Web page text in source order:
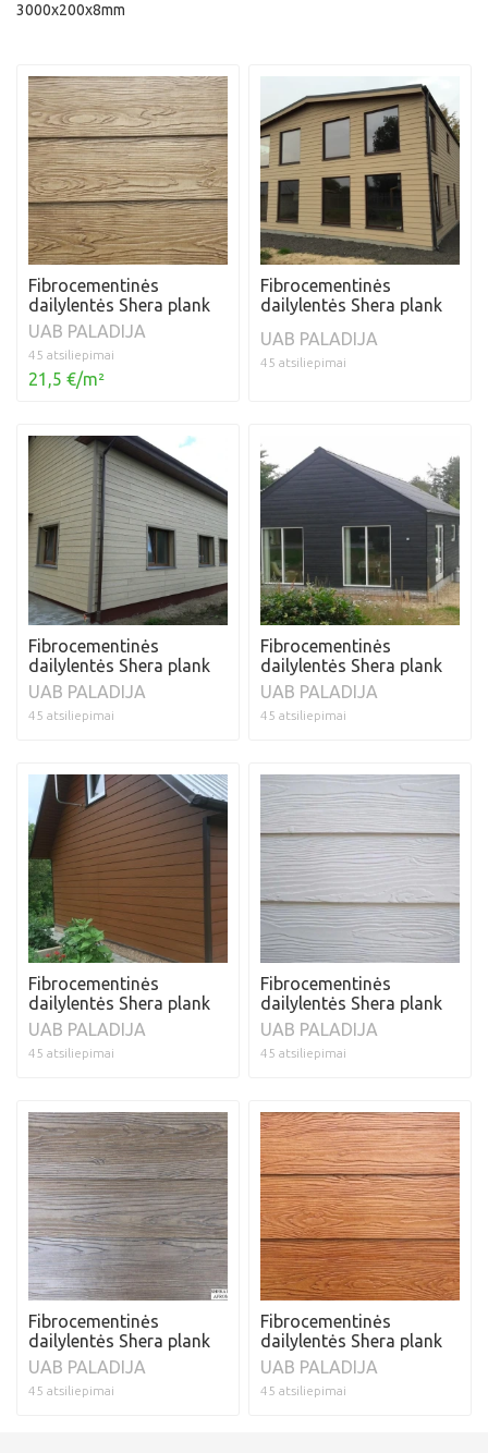
3000x200x8mm
Fibrocementinės
dailylentės Shera plank
UAB PALADIJA
45 atsiliepimai
21,5 €/m²
Fibrocementinės
dailylentės Shera plank
UAB PALADIJA
45 atsiliepimai
Fibrocementinės
dailylentės Shera plank
UAB PALADIJA
45 atsiliepimai
Fibrocementinės
dailylentės Shera plank
UAB PALADIJA
45 atsiliepimai
Fibrocementinės
dailylentės Shera plank
UAB PALADIJA
45 atsiliepimai
Fibrocementinės
dailylentės Shera plank
UAB PALADIJA
45 atsiliepimai
Fibrocementinės
dailylentės Shera plank
UAB PALADIJA
45 atsiliepimai
Fibrocementinės
dailylentės Shera plank
UAB PALADIJA
45 atsiliepimai